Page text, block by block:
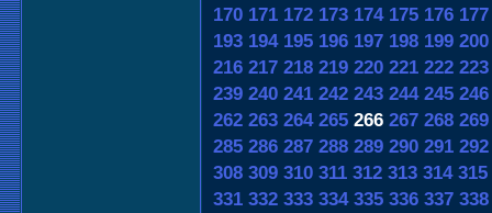
170 171 172 173 174 175 176 177
193 194 195 196 197 198 199 200
216 217 218 219 220 221 222 223
239 240 241 242 243 244 245 246
262 263 264 265 266 267 268 269
285 286 287 288 289 290 291 292
308 309 310 311 312 313 314 315
331 332 333 334 335 336 337 338